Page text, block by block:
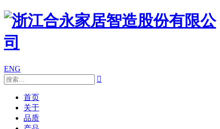
ENG

首页
关于
品质